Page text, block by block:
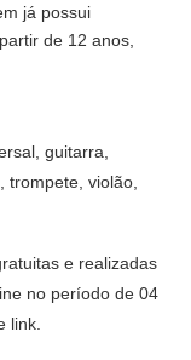
já possui
de 12 anos,
guitarra,
trompete, violão,
e realizadas
no período de 04
link.